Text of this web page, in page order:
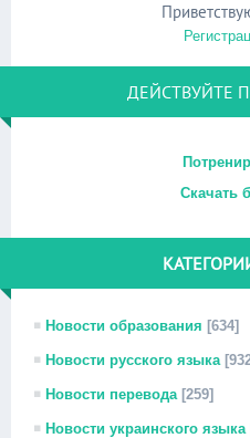
ДЕЙСТВУЙТЕ
Скачать
Новости образования [634]
Новости русского языка
Новости перевода [259]
Новости украинского языка